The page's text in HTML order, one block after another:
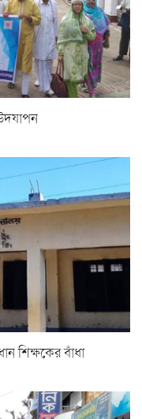
শিক্ষকের বাঁধা